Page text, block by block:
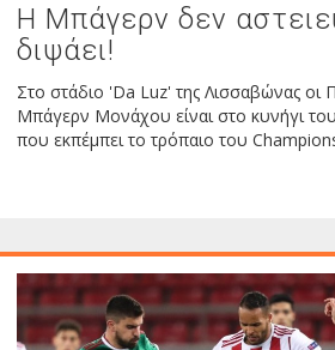
Η Μπάγερν δεν
διψάει!
Στο στάδιο 'Da Luz' της Λισσαβώνας οι
Μπάγερν Μονάχου είναι στο κυνήγι
που εκπέμπει το τρόπαιο του